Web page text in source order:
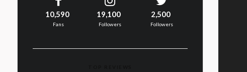
10,590
Fans
19,100
Followers
2,500
Followers